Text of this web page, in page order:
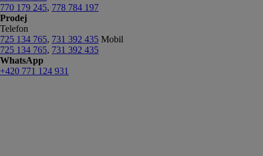
770 179 245, 778 784 197
Prodej
Telefon
725 134 765, 731 392 435 Mobil
725 134 765, 731 392 435
WhatsApp
+420 771 124 931